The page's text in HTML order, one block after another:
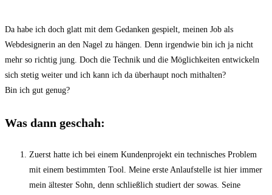
Da habe ich doch glatt mit dem Gedanken gespielt, meinen Job als
Webdesignerin an den Nagel zu hängen. Denn irgendwie bin ich ja nicht
mehr so richtig jung. Doch die Technik und die Möglichkeiten entwickeln
sich stetig weiter und ich kann ich da überhaupt noch mithalten?
Bin ich gut genug?
Was dann geschah:
Zuerst hatte ich bei einem Kundenprojekt ein technisches Problem
mit einem bestimmten Tool. Meine erste Anlaufstelle ist hier immer
mein ältester Sohn, denn schließlich studiert der sowas. Seine